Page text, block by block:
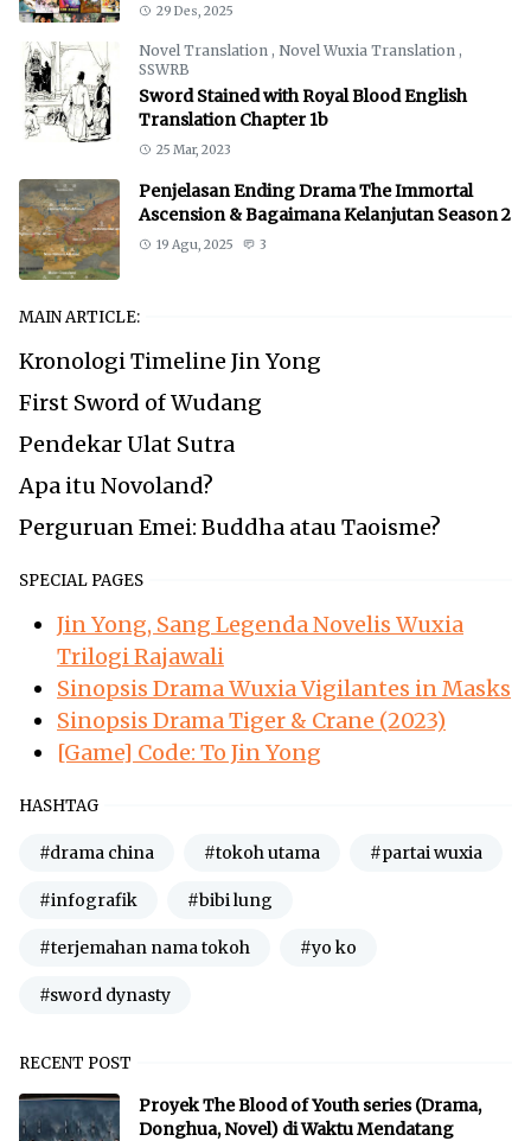
29 Des, 2025
Novel Translation , Novel Wuxia Translation ,
SSWRB
Sword Stained with Royal Blood English
Translation Chapter 1b
25 Mar, 2023
Penjelasan Ending Drama The Immortal
Ascension & Bagaimana Kelanjutan Season 2
19 Agu, 2025 3
MAIN ARTICLE:
Kronologi Timeline Jin Yong
First Sword of Wudang
Pendekar Ulat Sutra
Apa itu Novoland?
Perguruan Emei: Buddha atau Taoisme?
SPECIAL PAGES
Jin Yong, Sang Legenda Novelis Wuxia
Trilogi Rajawali
Sinopsis Drama Wuxia Vigilantes in Masks
Sinopsis Drama Tiger & Crane (2023)
[Game] Code: To Jin Yong
HASHTAG
#drama china #tokoh utama #partai wuxia
#infografik #bibi lung
#terjemahan nama tokoh #yo ko
#sword dynasty
RECENT POST
Proyek The Blood of Youth series (Drama,
Donghua, Novel) di Waktu Mendatang